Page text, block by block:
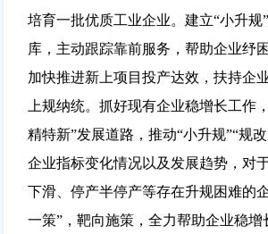
培育一批优质工业企业。建立“小升规
库，主动跟踪靠前服务，帮助企业纾
加快推进新上项目投产达效，扶持企
上规纳统。抓好现有企业稳增长工作
精特新”发展道路，推动“小升规”“规
企业指标变化情况以及发展趋势，对
下滑、停产半停产等存在升规困难的
一策”，靶向施策，全力帮助企业稳增